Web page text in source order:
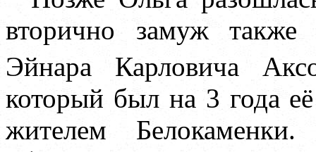
вторично замуж также
Эйнара Карловича
который был на 3 года
жителем